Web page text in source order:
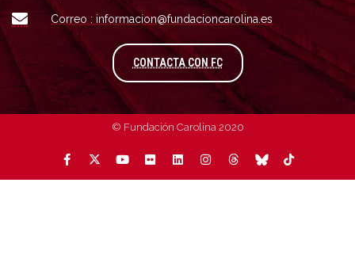
Correo : informacion@fundacioncarolina.es
CONTACTA CON FCA TRAVÉS DEL
© Fundación Carolina 2020